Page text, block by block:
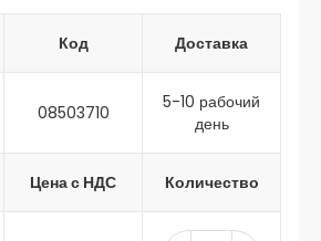
Код Доставка
08503710
5-10 рабочий
день
Цена с НДС Количество